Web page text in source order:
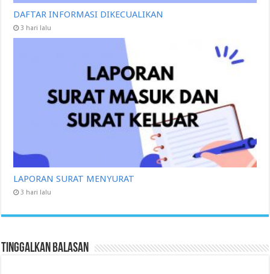
DAFTAR INFORMASI DIKECUALIKAN
3 hari lalu
LAPORAN SURAT MENYURAT
3 hari lalu
Tinggalkan Balasan